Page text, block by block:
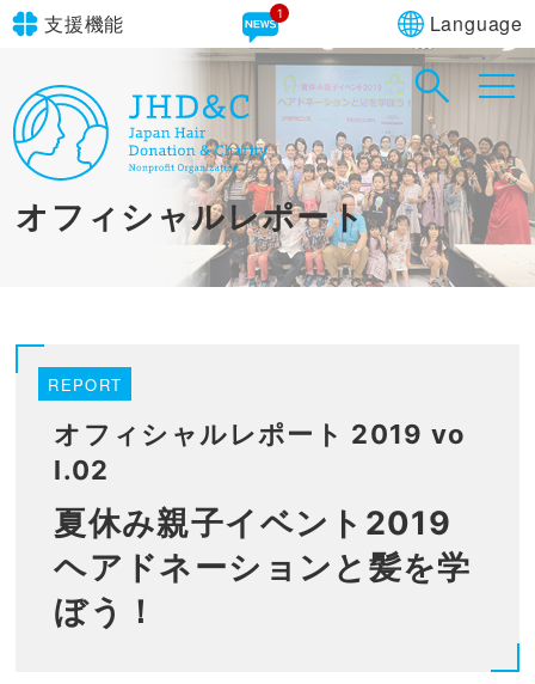
支援機能
文字サイズ 標準
青 黄 黒
やさしいにほんご
1 Language
in simple English
English Guide
オフィシャルレポート
REPORT
オフィシャルレポート 2019 vo
l.02
夏休み親子イベント2019
ヘアドネーションと髪を学
ぼう！